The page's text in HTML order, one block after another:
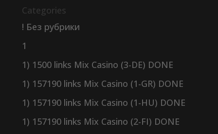
Categories
! Без рубрики
1
1) 1500 links Mix Casino (3-DE) DONE
1) 157190 links Mix Casino (1-GR) DONE
1) 157190 links Mix Casino (1-HU) DONE
1) 157190 links Mix Casino (2-FI) DONE